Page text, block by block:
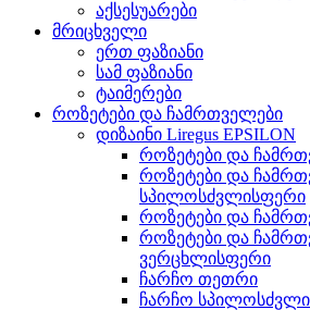
აქსესუარები
მრიცხველი
ერთ ფაზიანი
სამ ფაზიანი
ტაიმერები
როზეტები და ჩამრთველები
დიზაინი Liregus EPSILON
როზეტები და
როზეტები და
სპილოსძვლისფერი
როზეტები და
როზეტები და
ვერცხლისფერი
ჩარჩო თეთრი
ჩარჩო